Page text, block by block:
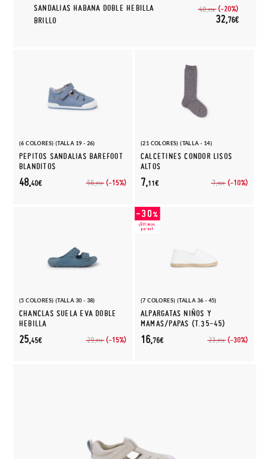
SANDALIAS HABANA DOBLE HEBILLA
BRILLO
40,95€ (-20%)
32,76€
(6 COLORES) (TALLA 19 - 26)
PEPITOS SANDALIAS BAREFOOT
BLANDITOS
56,95€ (-15%)
48,40€
(21 COLORES) (TALLA - 14)
CALCETINES CONDOR LISOS
ALTOS
7,90€ (-10%)
7,11€
(5 COLORES) (TALLA 30 - 38)
CHANCLAS SUELA EVA DOBLE
HEBILLA
29,95€ (-15%)
25,45€
(7 COLORES) (TALLA 36 - 45)
ALPARGATAS NIÑOS Y
MAMAS/PAPAS (T.35-45)
23,95€ (-30%)
16,76€